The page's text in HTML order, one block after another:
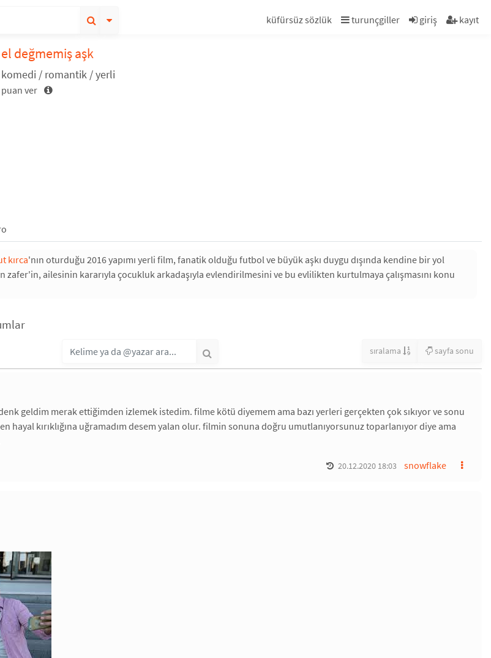
küfürsüz sözlük turunçgiller giriş kayıt
el değmemiş aşk
komedi / romantik / yerli
puan ver
kırca'nın oturduğu 2016 yapımı yerli film, fanatik olduğu futbol ve büyük aşkı duygu dışında kendine bir yol
zafer'in, ailesinin kararıyla çocukluk arkadaşıyla evlendirilmesini ve bu evlilikten kurtulmaya çalışmasını konu
sıralama sayfa sonu
geldim merak ettiğimden izlemek istedim. filme kötü diyemem ama bazı yerleri gerçekten çok sıkıyor ve sonu
hayal kırıklığına uğramadım desem yalan olur. filmin sonuna doğru umutlanıyorsunuz toparlanıyor diye ama
snowflake
20.12.2020 18:03